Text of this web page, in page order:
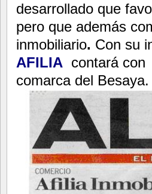
desarrollado que
pero que además
inmobiliario. Con su
AFILIA contará con
comarca del Besaya.